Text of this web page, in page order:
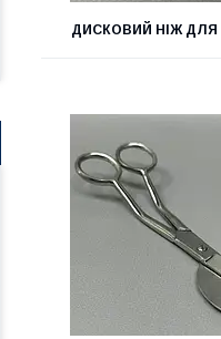
ДИСКОВИЙ НІЖ ДЛЯ